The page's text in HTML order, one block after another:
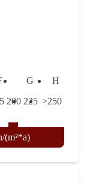
G
H
200 225 >250
(m²*a)